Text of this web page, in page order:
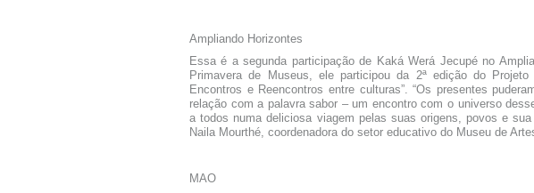
Ampliando Horizontes
Essa é a segunda participação de Kaká Werá Jecupé no
Primavera de Museus, ele participou da 2ª edição do
Encontros e Reencontros entre culturas”. “Os presentes
relação com a palavra sabor – um encontro com o universo
a todos numa deliciosa viagem pelas suas origens, povos e
Naila Mourthé, coordenadora do setor educativo do Museu de
MAO